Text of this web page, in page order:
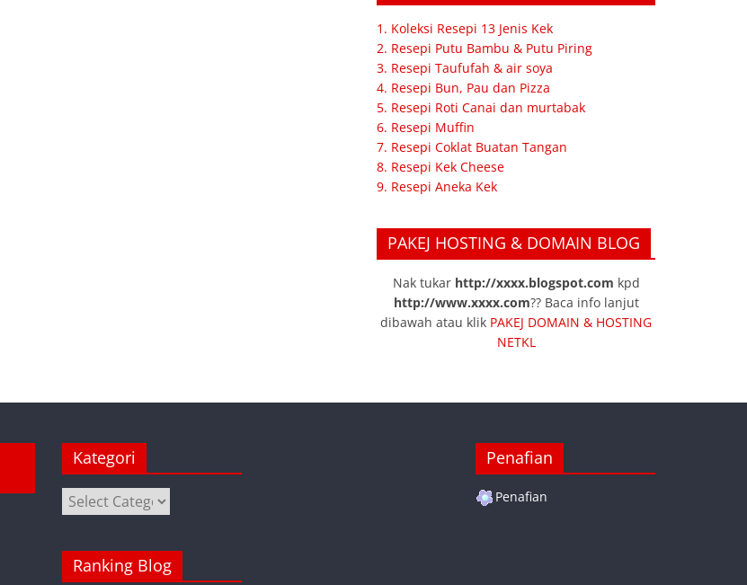
1. Koleksi Resepi 13 Jenis Kek
2. Resepi Putu Bambu & Putu Piring
3. Resepi Taufufah & air soya
4. Resepi Bun, Pau dan Pizza
5. Resepi Roti Canai dan murtabak
6. Resepi Muffin
7. Resepi Coklat Buatan Tangan
8. Resepi Kek Cheese
9. Resepi Aneka Kek
PAKEJ HOSTING & DOMAIN BLOG
Nak tukar http://xxxx.blogspot.com kpd
http://www.xxxx.com?? Baca info lanjut
dibawah atau klik PAKEJ DOMAIN & HOSTING
NETKL
Kategori
Kategori
Ranking Blog
Penafian
Penafian